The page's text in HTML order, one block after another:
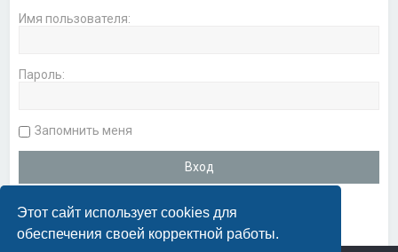
Этот сайт использует cookies для
обеспечения своей корректной работы.
Имя пользователя:
Пароль:
Запомнить меня